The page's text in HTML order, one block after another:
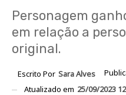
Personagem
em relação a
original.
Escrito Por Sara Alves
Atualizado em 25/09/2023